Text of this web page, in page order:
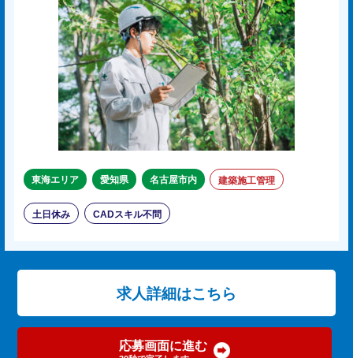
東海エリア 愛知県 名古屋市内 建築施工管理
土日休み CADスキル不問
求人詳細はこちら
応募画面に進む